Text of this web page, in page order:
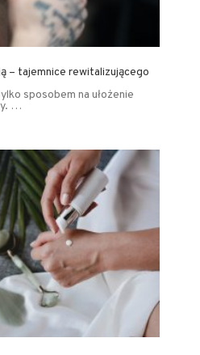
– tajemnice rewitalizującego
sposobem na ułożenie
…